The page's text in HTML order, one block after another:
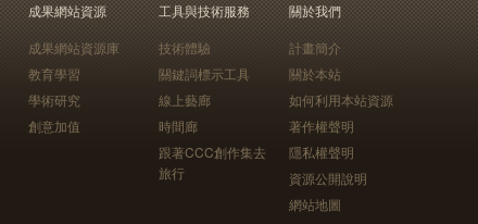
成果網站資源
成果網站資源庫
教育學習
學術研究
創意加值
工具與技術服務
技術體驗
關鍵詞標示工具
線上藝廊
時間廊
跟著CCC創作集去
旅行
關於我們
計畫簡介
關於本站
如何利用本站資源
著作權聲明
隱私權聲明
資源公開說明
網站地圖